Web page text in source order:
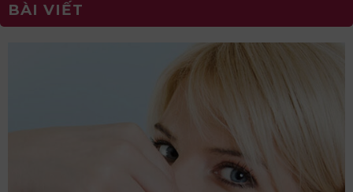
BÀI VIẾT